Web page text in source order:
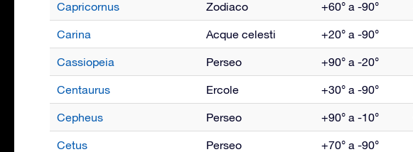
Capricornus Zodiaco +60° a -90°
Carina Acque celesti +20° a -90°
Cassiopeia Perseo +90° a -20°
Centaurus Ercole +30° a -90°
Cepheus Perseo +90° a -10°
Cetus Perseo +70° a -90°